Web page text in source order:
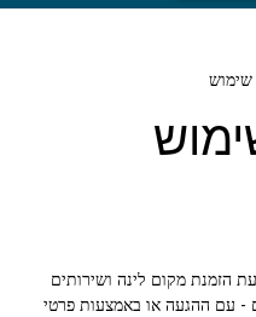
שימוש
הזמנת מקום לינה ושירותים
- עם ההגעה או באמצעות פרטי